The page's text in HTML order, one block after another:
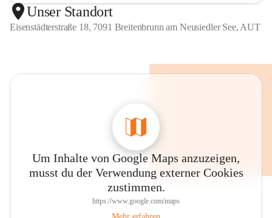
Unser Standort
Eisenstädterstraße 18, 7091 Breitenbrunn am Neusiedler See, AUT
Um Inhalte von Google Maps anzuzeigen,
musst du der Verwendung externer Cookies
zustimmen.
https://www.google.com/maps